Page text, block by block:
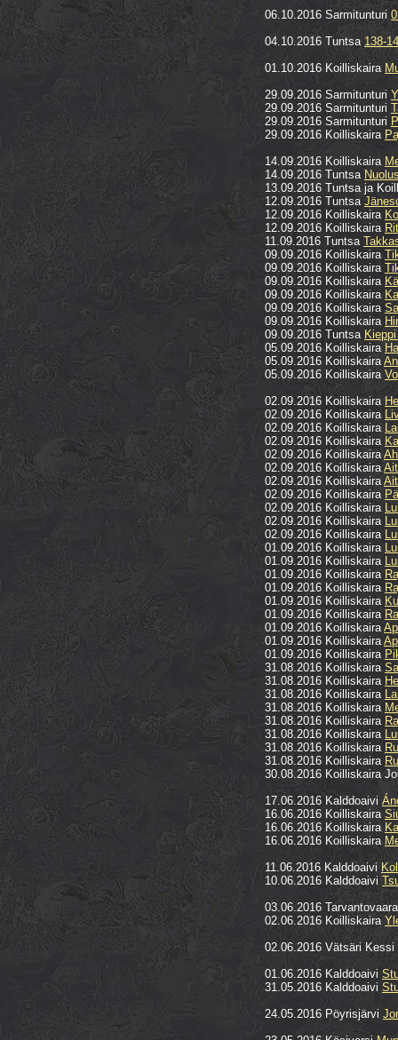
06.10.2016 Sarmitunturi
04.10.2016 Tuntsa 138-
01.10.2016 Koilliskaira
29.09.2016 Sarmitunturi
29.09.2016 Sarmitunturi
29.09.2016 Sarmitunturi
29.09.2016 Koilliskaira
14.09.2016 Koilliskaira
14.09.2016 Tuntsa
13.09.2016 Tuntsa ja
12.09.2016 Tuntsa
12.09.2016 Koilliskaira
12.09.2016 Koilliskaira
11.09.2016 Tuntsa
09.09.2016 Koilliskaira
09.09.2016 Koilliskaira
09.09.2016 Koilliskaira
09.09.2016 Koilliskaira
09.09.2016 Koilliskaira
09.09.2016 Koilliskaira
09.09.2016 Tuntsa
05.09.2016 Koilliskaira
05.09.2016 Koilliskaira
05.09.2016 Koilliskaira
02.09.2016 Koilliskaira
02.09.2016 Koilliskaira
02.09.2016 Koilliskaira
02.09.2016 Koilliskaira
02.09.2016 Koilliskaira
02.09.2016 Koilliskaira
02.09.2016 Koilliskaira
02.09.2016 Koilliskaira
02.09.2016 Koilliskaira
02.09.2016 Koilliskaira
02.09.2016 Koilliskaira
01.09.2016 Koilliskaira
01.09.2016 Koilliskaira
01.09.2016 Koilliskaira
01.09.2016 Koilliskaira
01.09.2016 Koilliskaira
01.09.2016 Koilliskaira
01.09.2016 Koilliskaira
01.09.2016 Koilliskaira
01.09.2016 Koilliskaira
31.08.2016 Koilliskaira
31.08.2016 Koilliskaira
31.08.2016 Koilliskaira
31.08.2016 Koilliskaira
31.08.2016 Koilliskaira
31.08.2016 Koilliskaira
31.08.2016 Koilliskaira
31.08.2016 Koilliskaira
30.08.2016 Koilliskaira
17.06.2016 Kalddoaivi
16.06.2016 Koilliskaira
16.06.2016 Koilliskaira
16.06.2016 Koilliskaira
11.06.2016 Kalddoaivi
10.06.2016 Kalddoaivi
03.06.2016
02.06.2016 Koilliskaira
02.06.2016 Vätsäri Kessi
01.06.2016 Kalddoaivi
31.05.2016 Kalddoaivi
24.05.2016 Pöyrisjärvi